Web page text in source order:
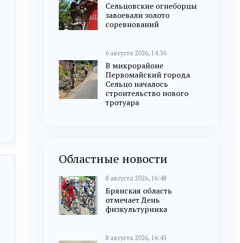
Сельцовские огнеборцы
завоевали золото
соревнований
6 августа 2026, 14:36
В микрорайоне
Первомайский города
Сельцо началось
строительство нового
тротуара
Областные новости
8 августа 2026, 16:48
Брянская область
отмечает День
физкультурника
8 августа 2026, 16:45